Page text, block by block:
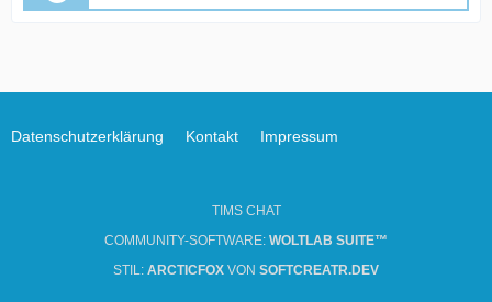
Datenschutzerklärung Kontakt Impressum
TIMS CHAT
COMMUNITY-SOFTWARE: WOLTLAB SUITE™
STIL: ARCTICFOX VON SOFTCREATR.DEV